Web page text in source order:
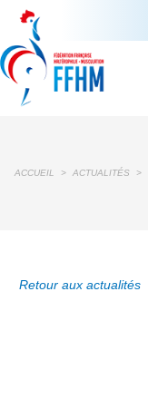
ACCUEIL > ACTUALITÉS >
Retour aux actualités